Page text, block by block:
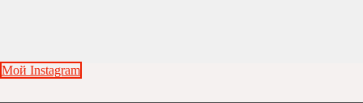
Мой Instagram